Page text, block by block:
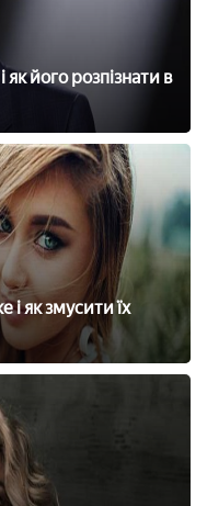
його розпізнати в
і як змусити їх